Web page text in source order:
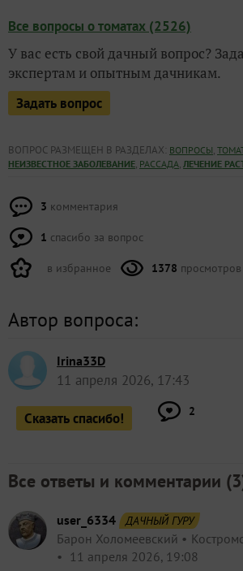
Все вопросы о томатах (2526)
У вас есть свой дачный вопрос?
экспертам и опытным дачникам.
Задать вопрос
ВОПРОС РАЗМЕЩЕН В РАЗДЕЛАХ: ВОПРОСЫ,
НЕИЗВЕСТНОЕ ЗАБОЛЕВАНИЕ, РАССАДА, ЛЕЧЕНИЕ
3 комментария
1 спасибо за вопрос
в избранное 1378 просмотров
Автор вопроса:
Irina33D
11 апреля 2026, 17:43
Сказать спасибо! 2
Все ответы и комментарии (3
user_6334 ДАЧНЫЙ ГУРУ
Барон Холомеевский
11 апреля 2026, 19:08